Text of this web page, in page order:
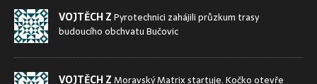
VOJTĚCH ZPyrotechnici zahájili průzkum trasy
budoucího obchvatu Bučovic
VOJTĚCH ZMoravský Matrix startuje. Kočko otevře